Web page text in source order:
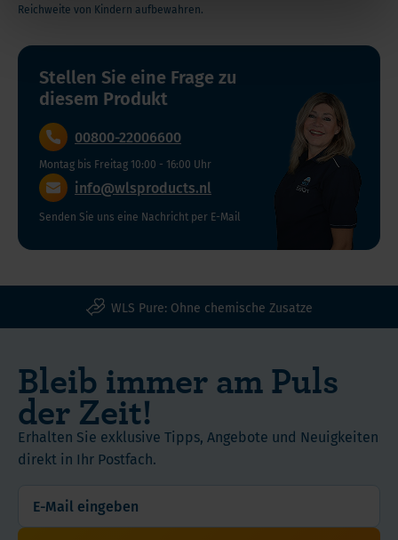
zur
der
Vitamine.
spielt
eine
Rolle
Stoffwechsel
Proteinen,
und
Es
kann
helfen,
die
Gesundheit
Nägeln
und
Kapsel
pro
Tag!
Enthält
5000
mcg
zu
leicht zu schlucken und zu verdauen.
Enthält 5000 mcg Biotin
SKU
Mindestens
haltbar bis
November
2027
Verwendung
Take 1
day or as
directed by
your
professional.
Produktart
Vitamin B
Einnahme
Reichweite von Kindern aufbewahren.
Stellen Sie eine Frage zu
diesem Produkt
00800-22006600
Montag bis Freitag 10:00 - 16:00 Uhr
info@wlsproducts.nl
Senden Sie uns eine Nachricht per E-Mail
WLS Pure: Ohne chemische Zusatze
Bleib immer am Puls
der Zeit!
Erhalten Sie exklusive Tipps, Angebote und Neuigkeiten
direkt in Ihr Postfach.